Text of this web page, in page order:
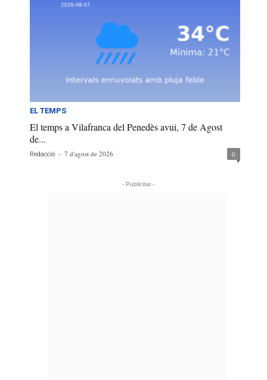
EL TEMPS
El temps a Vilafranca del Penedès avui, 7 de Agost
de...
Redacció - 7 d'agost de 2026 0
- Publicitat -